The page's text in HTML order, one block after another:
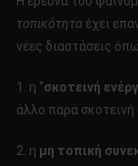
τοπικότητα έχει
νέες διαστάσεις
1. η “σκοτεινή
άλλο παρά σκοτεινή
2. η μη τοπική